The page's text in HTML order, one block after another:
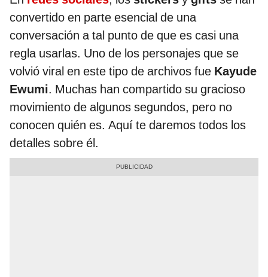
convertido en parte esencial de una
conversación a tal punto de que es casi una
regla usarlas. Uno de los personajes que se
volvió viral en este tipo de archivos fue Kayude
Ewumi. Muchas han compartido su gracioso
movimiento de algunos segundos, pero no
conocen quién es. Aquí te daremos todos los
detalles sobre él.